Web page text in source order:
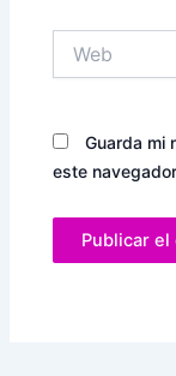
Guarda mi
este